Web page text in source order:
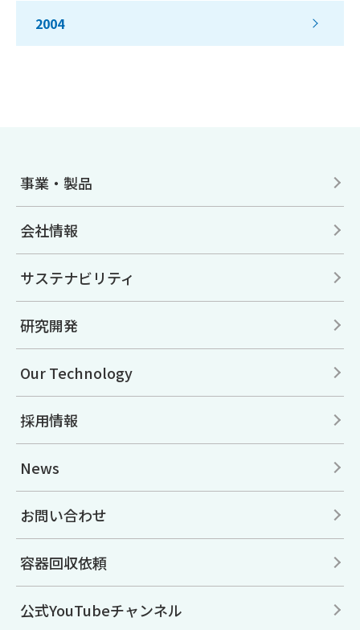
2004
事業・製品
会社情報
サステナビリティ
研究開発
Our Technology
採用情報
News
お問い合わせ
容器回収依頼
公式YouTubeチャンネル